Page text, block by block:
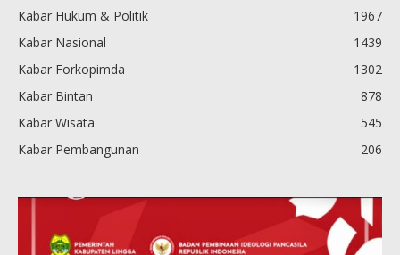
Kabar Hukum & Politik
1967
Kabar Nasional
1439
Kabar Forkopimda
1302
Kabar Bintan
878
Kabar Wisata
545
Kabar Pembangunan
206